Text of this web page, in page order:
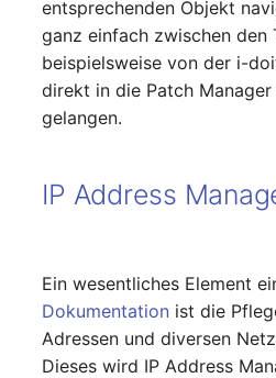
entsprechenden Objekt
ganz einfach zwischen den
beispielsweise von der i-
direkt in die Patch
gelangen.
IP Address
Ein wesentliches Element
Dokumentation ist die
Adressen und diversen
Dieses wird IP Address